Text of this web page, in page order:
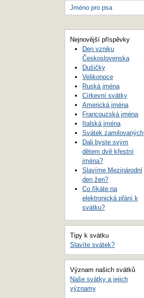
Jméno pro psa
Nejnovější příspěvky
Den vzniku
Československa
Dušičky
Velikonoce
Ruská jména
Církevní svátky
Americká jména
Francouzská jména
Italská jména
Svátek zamilovaných
Dali byste svým
dětem dvě křestní
jména?
Slavíme Mezinárodní
den žen?
Co říkáte na
elektronická přání k
svátku?
Tipy k svátku
Slavíte svátek?
Význam našich svátků
Naše svátky a jejich
významy